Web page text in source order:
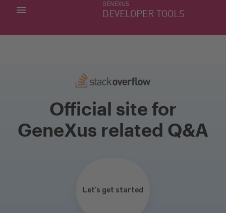
GENEXUS
DEVELOPER TOOLS
MINHAS APLICACÕES
Official site for
GeneXus related Q&A
Let’s get started